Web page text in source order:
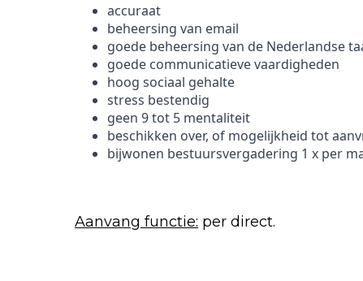
accuraat
beheersing van email
goede beheersing van de Nederlandse
goede communicatieve vaardigheden
hoog sociaal gehalte
stress bestendig
geen 9 tot 5 mentaliteit
beschikken over, of mogelijkheid tot
bijwonen bestuursvergadering 1 x per
Aanvang functie: per direct.